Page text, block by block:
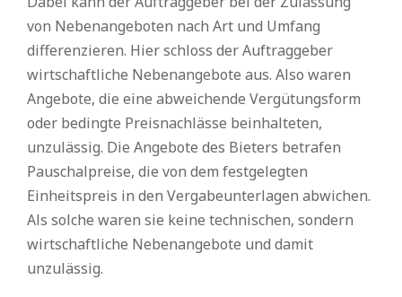
von Nebenangeboten nach Art und Umfang
differenzieren. Hier schloss der Auftraggeber
wirtschaftliche Nebenangebote aus. Also waren
Angebote, die eine abweichende Vergütungsform
oder bedingte Preisnachlässe beinhalteten,
unzulässig. Die Angebote des Bieters betrafen
Pauschalpreise, die von dem festgelegten
Einheitspreis in den Vergabeunterlagen abwichen.
Als solche waren sie keine technischen, sondern
wirtschaftliche Nebenangebote und damit
unzulässig.